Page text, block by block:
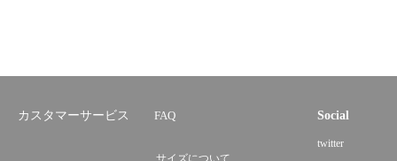
カスタマーサービス FAQ Social
twitter